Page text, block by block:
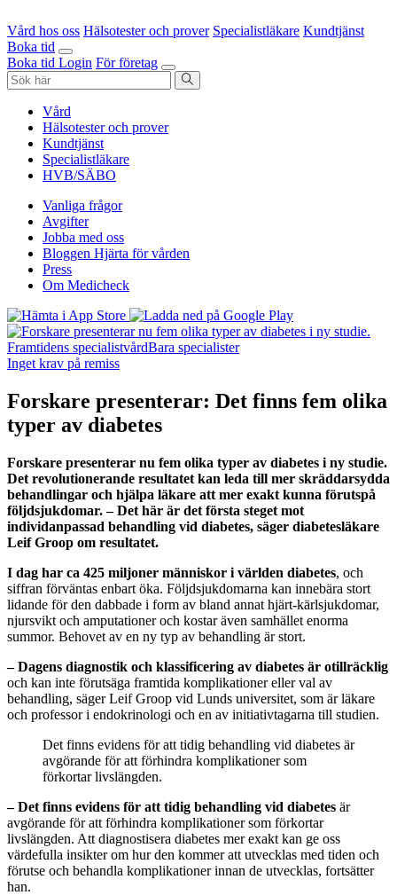
Vård hos oss Hälsotester och prover Specialistläkare Kundtjänst
Boka tid
Boka tid Login För företag
Vård
Hälsotester och prover
Kundtjänst
Specialistläkare
HVB/SÄBO
Vanliga frågor
Avgifter
Jobba med oss
Bloggen Hjärta för vården
Press
Om Medicheck
Framtidens specialistvårdBara specialister
Inget krav på remiss
Forskare presenterar: Det finns fem olika
typer av diabetes
Forskare presenterar nu fem olika typer av diabetes i ny studie.
Det revolutionerande resultatet kan leda till mer skräddarsydda
behandlingar och hjälpa läkare att mer exakt kunna förutspå
följdsjukdomar. – Det här är det första steget mot
individanpassad behandling vid diabetes, säger diabetesläkare
Leif Groop om resultatet.
I dag har ca 425 miljoner människor i världen diabetes, och
siffran förväntas enbart öka. Följdsjukdomarna kan innebära stort
lidande för den dabbade i form av bland annat hjärt-kärlsjukdomar,
njursvikt och amputationer och kostar även samhället enorma
summor. Behovet av en ny typ av behandling är stort.
– Dagens diagnostik och klassificering av diabetes är otillräcklig
och kan inte förutsäga framtida komplikationer eller val av
behandling, säger Leif Groop vid Lunds universitet, som är läkare
och professor i endokrinologi och en av initiativtagarna till studien.
Det finns evidens för att tidig behandling vid diabetes är
avgörande för att förhindra komplikationer som
förkortar livslängden.
– Det finns evidens för att tidig behandling vid diabetes är
avgörande för att förhindra komplikationer som förkortar
livslängden. Att diagnostisera diabetes mer exakt kan ge oss
värdefulla insikter om hur den kommer att utvecklas med tiden och
förutse och behandla komplikationer innan de utvecklas, fortsätter
han.